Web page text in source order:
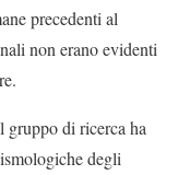
precedenti al
non erano evidenti
di ricerca ha
degli